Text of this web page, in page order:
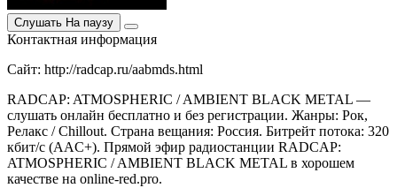
Слушать На паузу
Контактная информация
Сайт: http://radcap.ru/aabmds.html
RADCAP: ATMOSPHERIC / AMBIENT BLACK METAL —
слушать онлайн бесплатно и без регистрации. Жанры: Рок,
Релакс / Chillout. Страна вещания: Россия. Битрейт потока: 320
кбит/с (AAC+). Прямой эфир радиостанции RADCAP:
ATMOSPHERIC / AMBIENT BLACK METAL в хорошем
качестве на online-red.pro.